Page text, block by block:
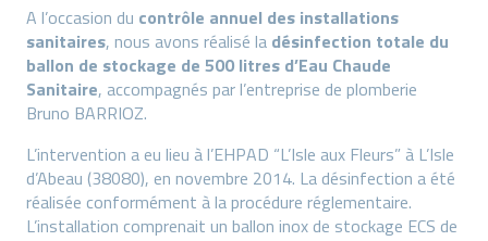
A l’occasion du contrôle annuel des installations
sanitaires, nous avons réalisé la désinfection totale du
ballon de stockage de 500 litres d’Eau Chaude
Sanitaire, accompagnés par l’entreprise de plomberie
Bruno BARRIOZ.
L’intervention a eu lieu à l’EHPAD “L’Isle aux Fleurs” à L’Isle
d’Abeau (38080), en novembre 2014. La désinfection a été
réalisée conformément à la procédure réglementaire.
L’installation comprenait un ballon inox de stockage ECS de